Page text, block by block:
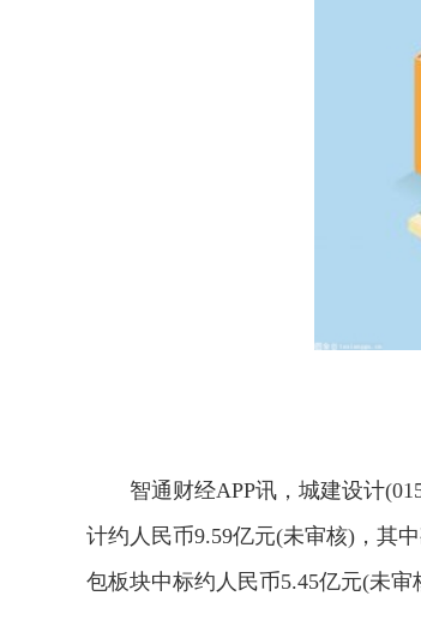
智通财经APP讯，城建设计
计约人民币9.59亿元(未审核)，其
包板块中标约人民币5.45亿元(未审